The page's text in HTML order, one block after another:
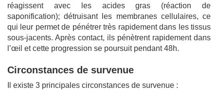
réagissent avec les acides gras (réaction de
saponification); détruisant les membranes cellulaires, ce
qui leur permet de pénétrer très rapidement dans les tissus
sous-jacents. Après contact, ils pénètrent rapidement dans
l’œil et cette progression se poursuit pendant 48h.
Circonstances de survenue
Il existe 3 principales circonstances de survenue :